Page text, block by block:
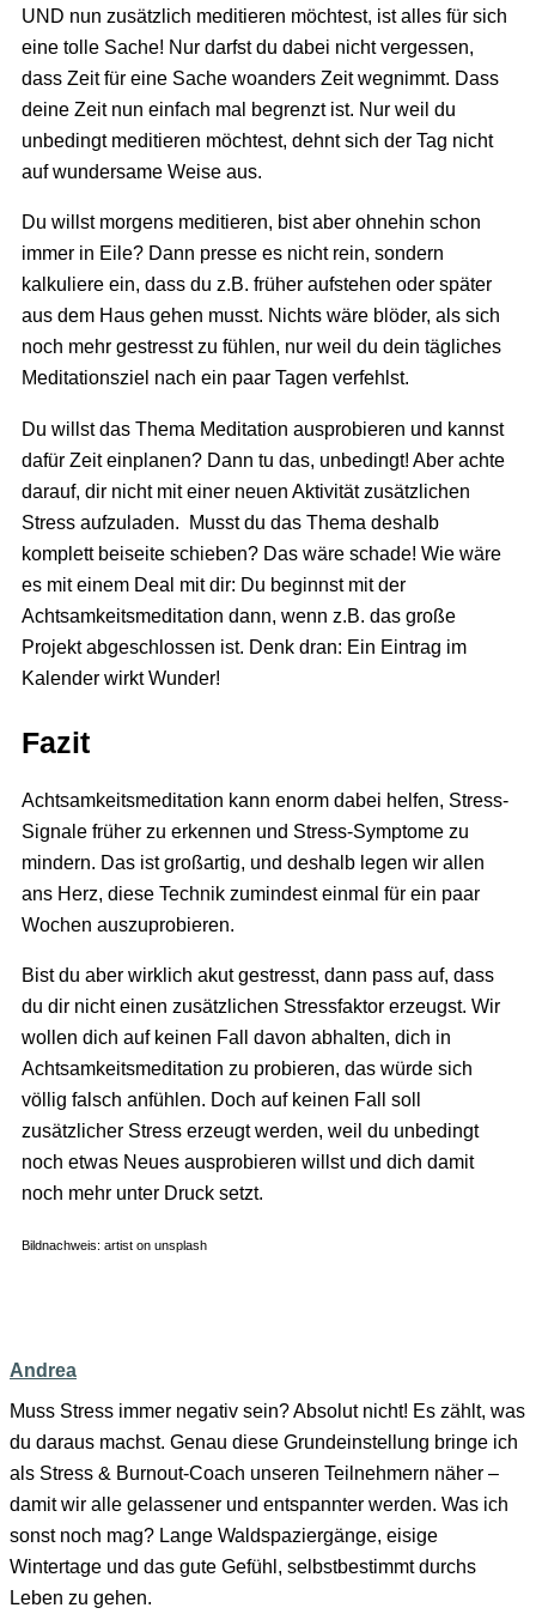
UND nun zusätzlich meditieren möchtest, ist alles für sich
eine tolle Sache! Nur darfst du dabei nicht vergessen,
dass Zeit für eine Sache woanders Zeit wegnimmt. Dass
deine Zeit nun einfach mal begrenzt ist. Nur weil du
unbedingt meditieren möchtest, dehnt sich der Tag nicht
auf wundersame Weise aus.
Du willst morgens meditieren, bist aber ohnehin schon
immer in Eile? Dann presse es nicht rein, sondern
kalkuliere ein, dass du z.B. früher aufstehen oder später
aus dem Haus gehen musst. Nichts wäre blöder, als sich
noch mehr gestresst zu fühlen, nur weil du dein tägliches
Meditationsziel nach ein paar Tagen verfehlst.
Du willst das Thema Meditation ausprobieren und kannst
dafür Zeit einplanen? Dann tu das, unbedingt! Aber achte
darauf, dir nicht mit einer neuen Aktivität zusätzlichen
Stress aufzuladen. Musst du das Thema deshalb
komplett beiseite schieben? Das wäre schade! Wie wäre
es mit einem Deal mit dir: Du beginnst mit der
Achtsamkeitsmeditation dann, wenn z.B. das große
Projekt abgeschlossen ist. Denk dran: Ein Eintrag im
Kalender wirkt Wunder!
Fazit
Achtsamkeitsmeditation kann enorm dabei helfen, Stress-
Signale früher zu erkennen und Stress-Symptome zu
mindern. Das ist großartig, und deshalb legen wir allen
ans Herz, diese Technik zumindest einmal für ein paar
Wochen auszuprobieren.
Bist du aber wirklich akut gestresst, dann pass auf, dass
du dir nicht einen zusätzlichen Stressfaktor erzeugst. Wir
wollen dich auf keinen Fall davon abhalten, dich in
Achtsamkeitsmeditation zu probieren, das würde sich
völlig falsch anfühlen. Doch auf keinen Fall soll
zusätzlicher Stress erzeugt werden, weil du unbedingt
noch etwas Neues ausprobieren willst und dich damit
noch mehr unter Druck setzt.
Bildnachweis: artist on unsplash
Andrea
Muss Stress immer negativ sein? Absolut nicht! Es zählt, was
du daraus machst. Genau diese Grundeinstellung bringe ich
als Stress & Burnout-Coach unseren Teilnehmern näher –
damit wir alle gelassener und entspannter werden. Was ich
sonst noch mag? Lange Waldspaziergänge, eisige
Wintertage und das gute Gefühl, selbstbestimmt durchs
Leben zu gehen.